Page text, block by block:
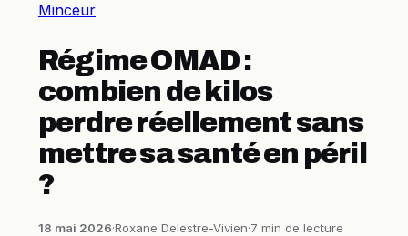
Minceur
Régime OMAD :
combien de kilos
perdre réellement sans
mettre sa santé en péril
?
18 mai 2026·Roxane Delestre-Vivien·7 min de lecture